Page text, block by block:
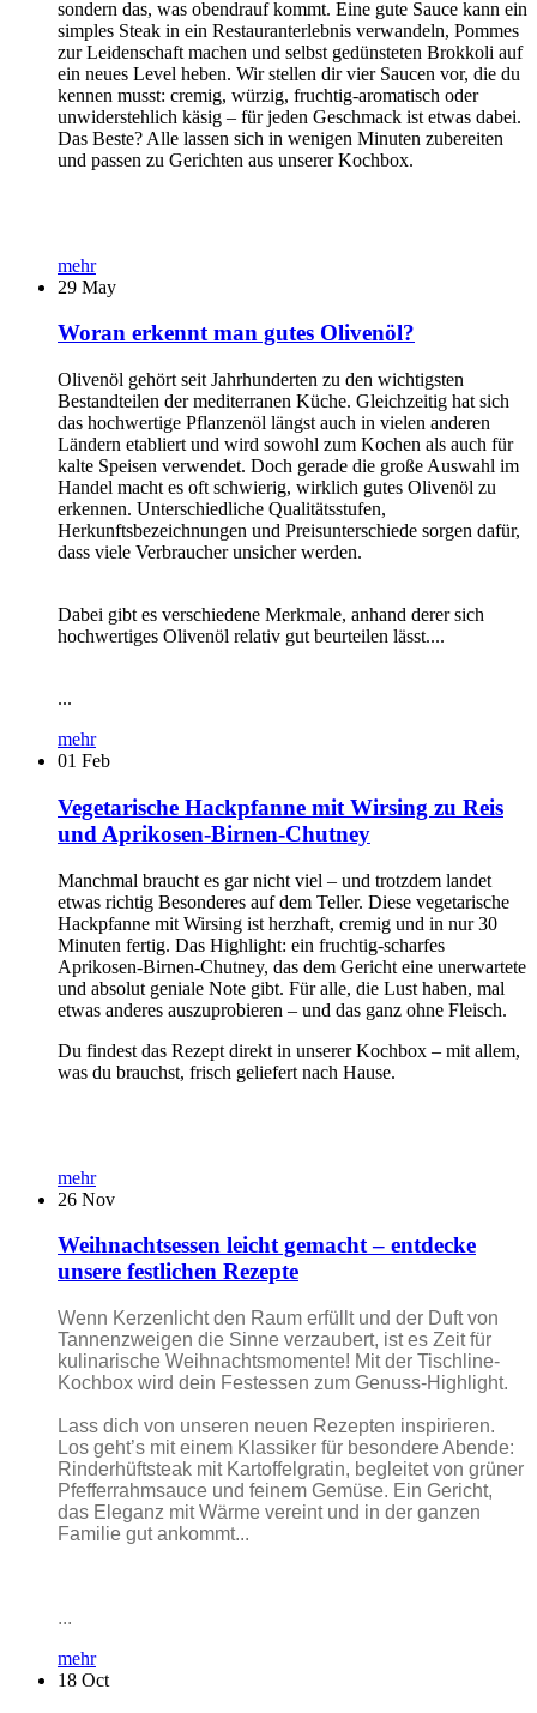
sondern das, was obendrauf kommt. Eine gute Sauce kann ein
simples Steak in ein Restauranterlebnis verwandeln, Pommes
zur Leidenschaft machen und selbst gedünsteten Brokkoli auf
ein neues Level heben. Wir stellen dir vier Saucen vor, die du
kennen musst: cremig, würzig, fruchtig-aromatisch oder
unwiderstehlich käsig – für jeden Geschmack ist etwas dabei.
Das Beste? Alle lassen sich in wenigen Minuten zubereiten
und passen zu Gerichten aus unserer Kochbox.
mehr
29 May
Woran erkennt man gutes Olivenöl?
Olivenöl gehört seit Jahrhunderten zu den wichtigsten
Bestandteilen der mediterranen Küche. Gleichzeitig hat sich
das hochwertige Pflanzenöl längst auch in vielen anderen
Ländern etabliert und wird sowohl zum Kochen als auch für
kalte Speisen verwendet. Doch gerade die große Auswahl im
Handel macht es oft schwierig, wirklich gutes Olivenöl zu
erkennen. Unterschiedliche Qualitätsstufen,
Herkunftsbezeichnungen und Preisunterschiede sorgen dafür,
dass viele Verbraucher unsicher werden.
Dabei gibt es verschiedene Merkmale, anhand derer sich
hochwertiges Olivenöl relativ gut beurteilen lässt....
...
mehr
01 Feb
Vegetarische Hackpfanne mit Wirsing zu Reis
und Aprikosen-Birnen-Chutney
Manchmal braucht es gar nicht viel – und trotzdem landet
etwas richtig Besonderes auf dem Teller. Diese vegetarische
Hackpfanne mit Wirsing ist herzhaft, cremig und in nur 30
Minuten fertig. Das Highlight: ein fruchtig-scharfes
Aprikosen-Birnen-Chutney, das dem Gericht eine unerwartete
und absolut geniale Note gibt. Für alle, die Lust haben, mal
etwas anderes auszuprobieren – und das ganz ohne Fleisch.
Du findest das Rezept direkt in unserer Kochbox – mit allem,
was du brauchst, frisch geliefert nach Hause.
mehr
26 Nov
Weihnachtsessen leicht gemacht – entdecke
unsere festlichen Rezepte
Wenn Kerzenlicht den Raum erfüllt und der Duft von
Tannenzweigen die Sinne verzaubert, ist es Zeit für
kulinarische Weihnachtsmomente! Mit der Tischline-
Kochbox wird dein Festessen zum Genuss-Highlight.
Lass dich von unseren neuen Rezepten inspirieren.
Los geht’s mit einem Klassiker für besondere Abende:
Rinderhüftsteak mit Kartoffelgratin, begleitet von grüner
Pfefferrahmsauce und feinem Gemüse. Ein Gericht,
das Eleganz mit Wärme vereint und in der ganzen
Familie gut ankommt...
...
mehr
18 Oct